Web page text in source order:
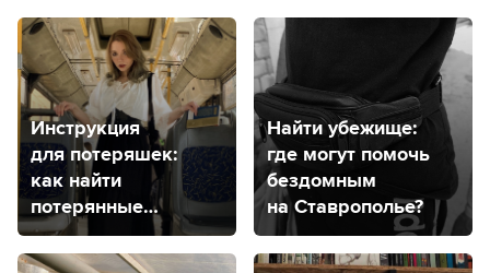
Инструкция
для потеряшек:
как найти
потерянные
или забытые вещи
в Ставрополе?
Найти убежище:
где могут помочь
бездомным
на Ставрополье?